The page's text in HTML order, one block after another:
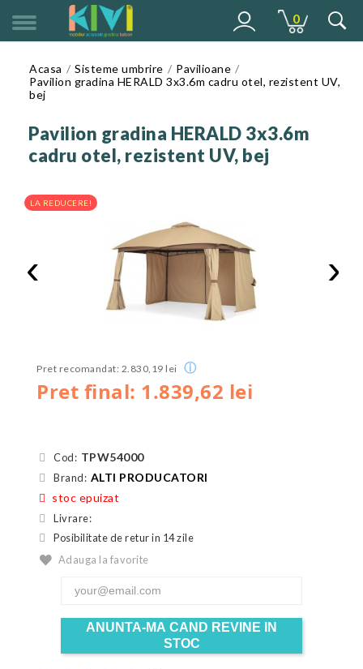
0
Acasa Sisteme umbrire
Pavilioane
Pavilion gradina HERALD 3x3.6m cadru otel, rezistent UV,
bej
Pavilion gradina HERALD 3x3.6m
cadru otel, rezistent UV, bej
LA REDUCERE!
‹ ›
Pret final: 1.839,62 lei
Pret recomandat: 2.830,19 lei ⓘ
Cod: TPW54000
Brand: ALTI PRODUCATORI
stoc epuizat
Livrare:
Posibilitate de retur in 14 zile
Adauga la favorite
ANUNTA-MA CAND REVINE IN
STOC